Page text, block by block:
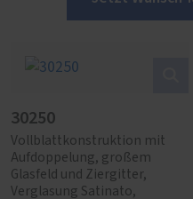
30250
Vollblattkonstruktion mit
Aufdoppelung, großem
Glasfeld und Ziergitter,
Verglasung Satinato,